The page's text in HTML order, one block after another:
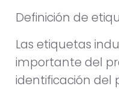
Definición de
Las etiquetas
importante del
identificación del